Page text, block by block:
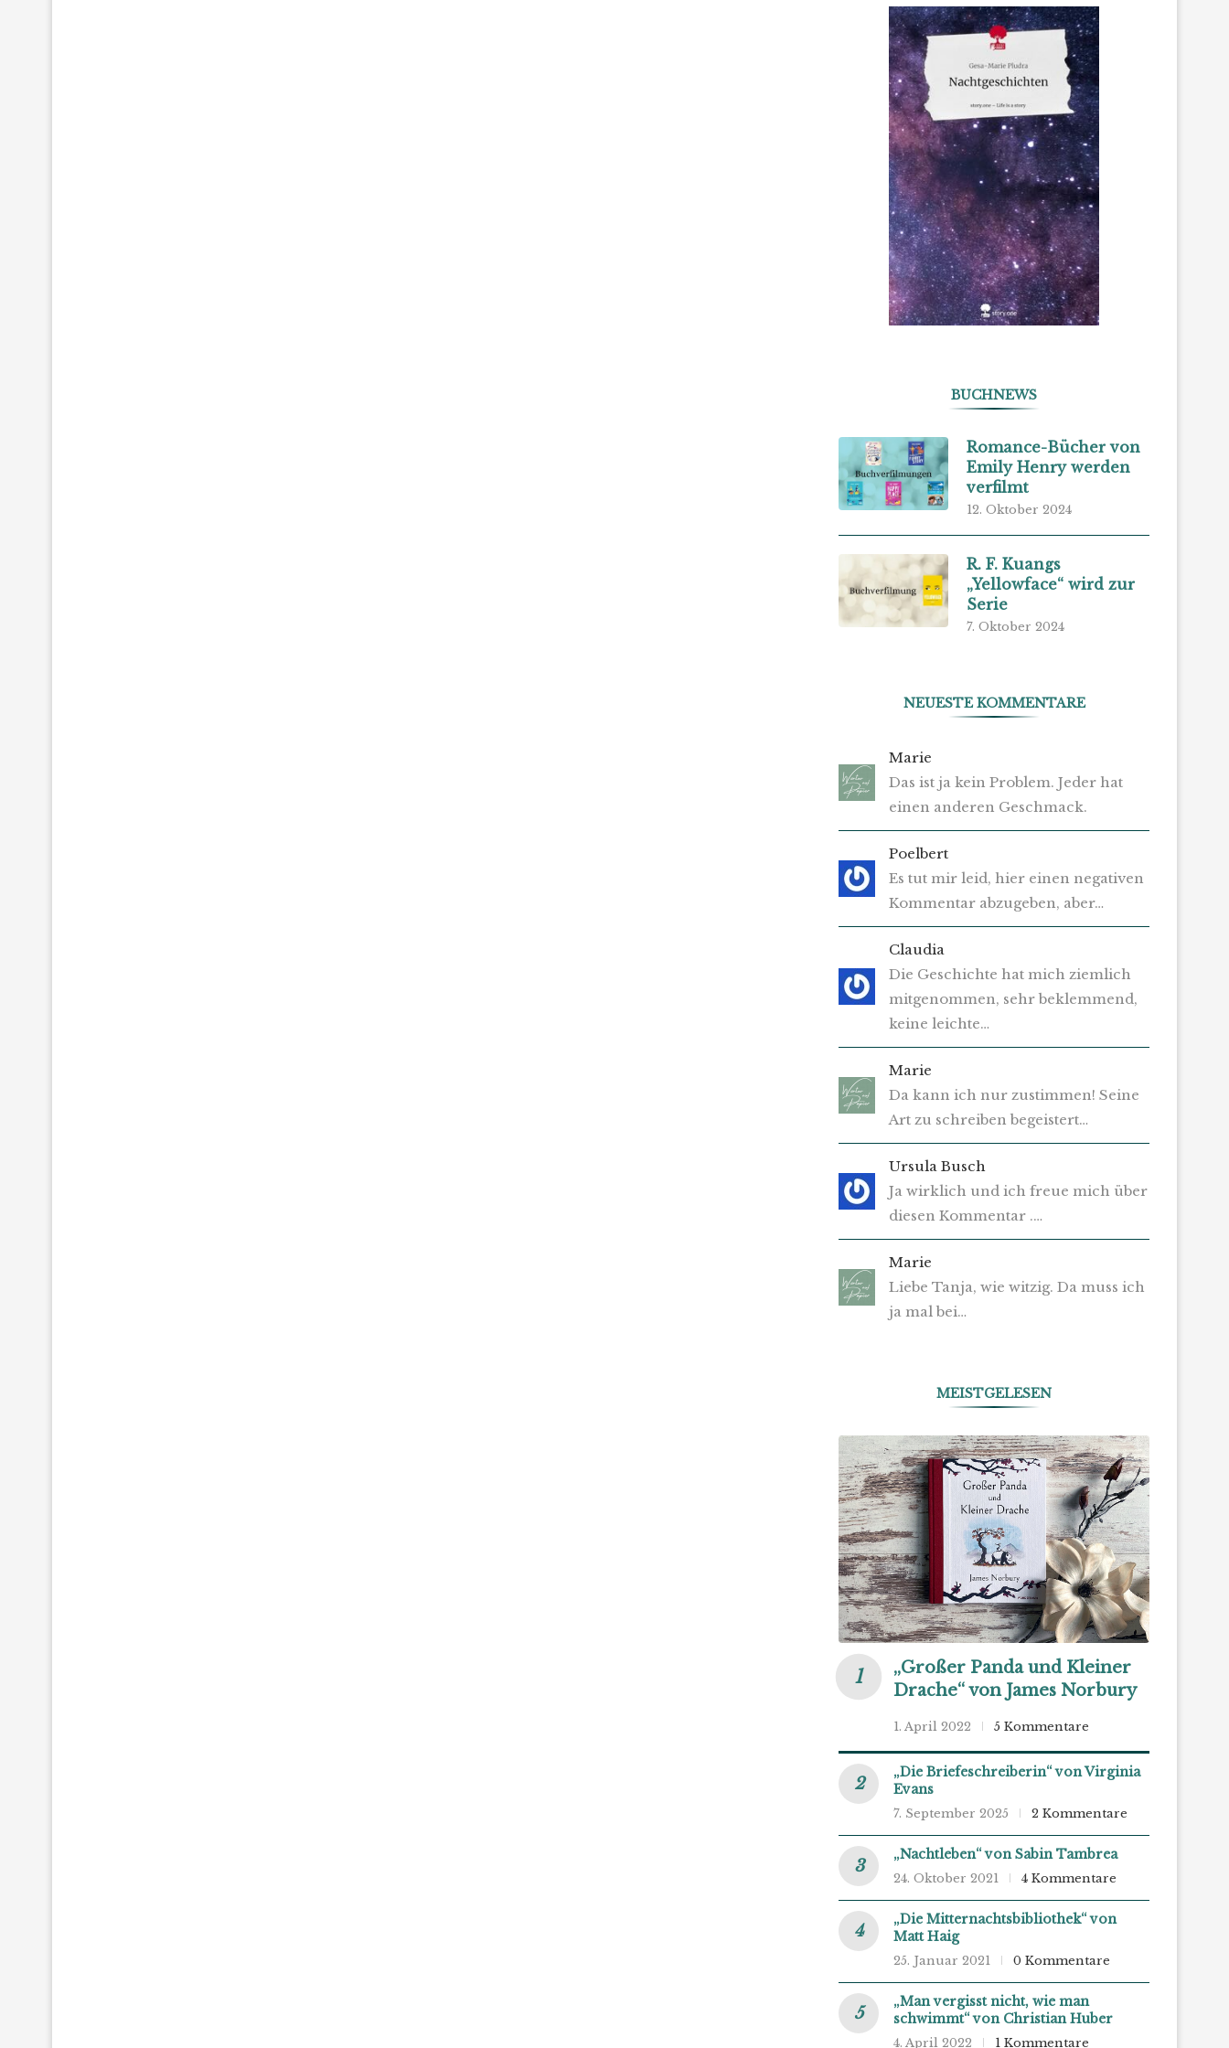
BUCHNEWS
Romance-Bücher von
Emily Henry werden
verfilmt
12. Oktober 2024
R. F. Kuangs
„Yellowface“ wird zur
Serie
7. Oktober 2024
NEUESTE KOMMENTARE
Marie
Das ist ja kein Problem. Jeder hat
einen anderen Geschmack.
Poelbert
Es tut mir leid, hier einen negativen
Kommentar abzugeben, aber…
Claudia
Die Geschichte hat mich ziemlich
mitgenommen, sehr beklemmend,
keine leichte…
Marie
Da kann ich nur zustimmen! Seine
Art zu schreiben begeistert…
Ursula Busch
Ja wirklich und ich freue mich über
diesen Kommentar .…
Marie
Liebe Tanja, wie witzig. Da muss ich
ja mal bei…
MEISTGELESEN
„Großer Panda und Kleiner
Drache“ von James Norbury
1. April 2022 5 Kommentare
„Die Briefeschreiberin“ von Virginia
Evans
7. September 2025 2 Kommentare
„Nachtleben“ von Sabin Tambrea
24. Oktober 2021 4 Kommentare
„Die Mitternachtsbibliothek“ von
Matt Haig
25. Januar 2021 0 Kommentare
„Man vergisst nicht, wie man
schwimmt“ von Christian Huber
4. April 2022 1 Kommentare